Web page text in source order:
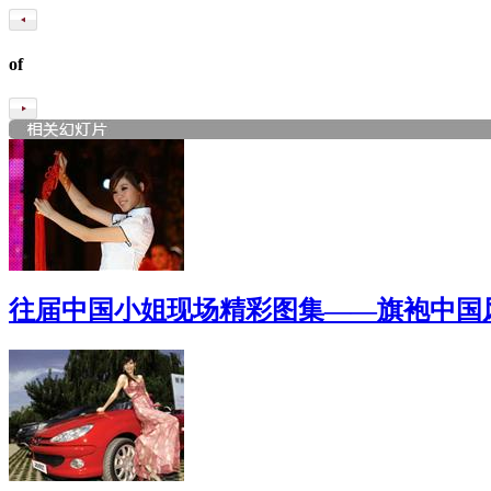
of
往届中国小姐现场精彩图集——旗袍中国